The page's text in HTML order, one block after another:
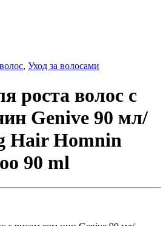
, Уход за волосами
роста волос с
Genive 90 мл/
Hair Homnin
90 ml